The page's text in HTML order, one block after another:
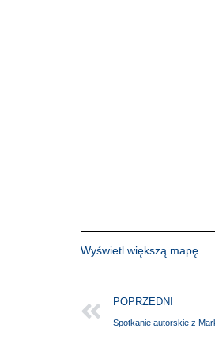
Wyświetl większą mapę
POPRZEDNI
Spotkanie autorskie z